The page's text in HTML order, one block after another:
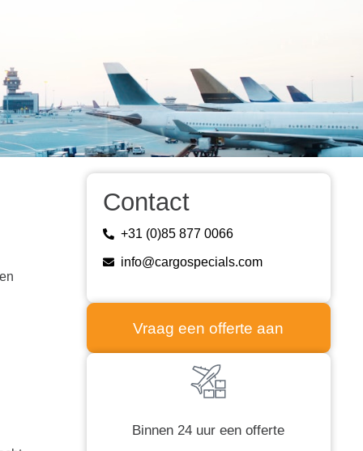
Contact
+31 (0)85 877 0066
info@cargospecials.com
Vraag een offerte aan
Binnen 24 uur een offerte